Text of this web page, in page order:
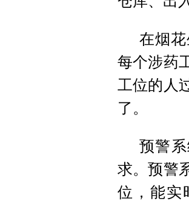
在烟
每个涉药
工位的人
了。
预警
求。预警
位，能实